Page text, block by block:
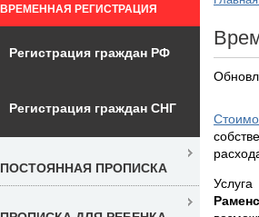
ВРЕМЕННАЯ РЕГИСТРАЦИЯ
Регистрация граждан РФ
Регистрация граждан СНГ
ПОСТОЯННАЯ ПРОПИСКА